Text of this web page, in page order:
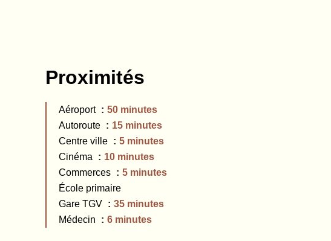
Proximités
Aéroport
50 minutes
Autoroute
15 minutes
Centre ville
5 minutes
Cinéma
10 minutes
Commerces
5 minutes
École primaire
Gare TGV
35 minutes
Médecin
6 minutes